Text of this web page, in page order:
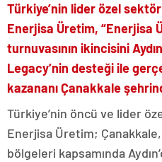
Türkiye’nin lider özel
Enerjisa Üretim, “Enerjisa
turnuvasının ikincisini
Legacy’nin desteği ile
kazananı Çanakkale
Türkiye’nin öncü ve lider
Enerjisa Üretim; Çanakkale,
bölgeleri kapsamında